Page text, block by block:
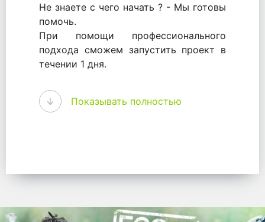
Не знаете с чего начать ? - Мы готовы
помочь.
При помощи профессионального
подхода сможем запустить проект в
течении 1 дня.
WhitePack - перерабатываем пластик.
Мы принимали самое активное
участие в становлении этого рынка в
упаковке, и сегодня мы перешли в
Используйте готовые решения от
Показывать полностью